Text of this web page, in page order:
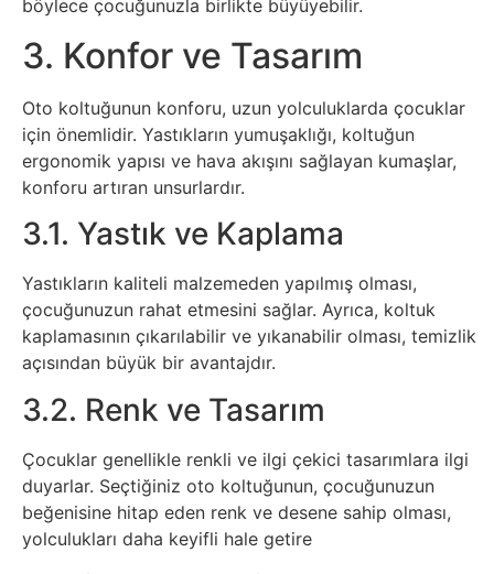
Sanat
Mobil
Oyun
Projeler
ve
Fikirler
Psikoloji
böylece çocuğunuzla birlikte büyüyebilir.
3. Konfor ve Tasarım
Oto koltuğunun konforu, uzun yolculuklarda çocuklar
için önemlidir. Yastıkların yumuşaklığı, koltuğun
ergonomik yapısı ve hava akışını sağlayan kumaşlar,
konforu artıran unsurlardır.
3.1. Yastık ve Kaplama
Yastıkların kaliteli malzemeden yapılmış olması,
çocuğunuzun rahat etmesini sağlar. Ayrıca, koltuk
kaplamasının çıkarılabilir ve yıkanabilir olması, temizlik
açısından büyük bir avantajdır.
3.2. Renk ve Tasarım
Çocuklar genellikle renkli ve ilgi çekici tasarımlara ilgi
duyarlar. Seçtiğiniz oto koltuğunun, çocuğunuzun
beğenisine hitap eden renk ve desene sahip olması,
yolculukları daha keyifli hale getire